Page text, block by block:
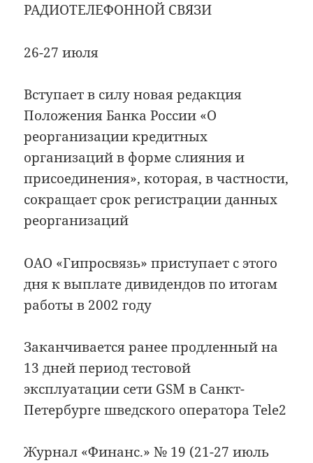
РАДИОТЕЛЕФОННОЙ СВЯЗИ
26-27 июля
Вступает в силу новая редакция
Положения Банка России «О
реорганизации кредитных
организаций в форме слияния и
присоединения», которая, в частности,
сокращает срок регистрации данных
реорганизаций
ОАО «Гипросвязь» приступает с этого
дня к выплате дивидендов по итогам
работы в 2002 году
Заканчивается ранее продленный на
13 дней период тестовой
эксплуатации сети GSM в Санкт-
Петербурге шведского оператора Tele2
Журнал «Финанс.» № 19 (21-27 июль